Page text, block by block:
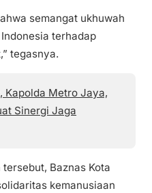
semangat ukhuwah
terhadap
tegasnya.
Kapolda Metro Jaya,
Sinergi Jaga
Baznas Kota
kemanusiaan